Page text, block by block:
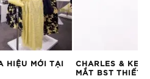
HIỆU MỚI TẠI
CHARLES &
MẮT BST THIẾT